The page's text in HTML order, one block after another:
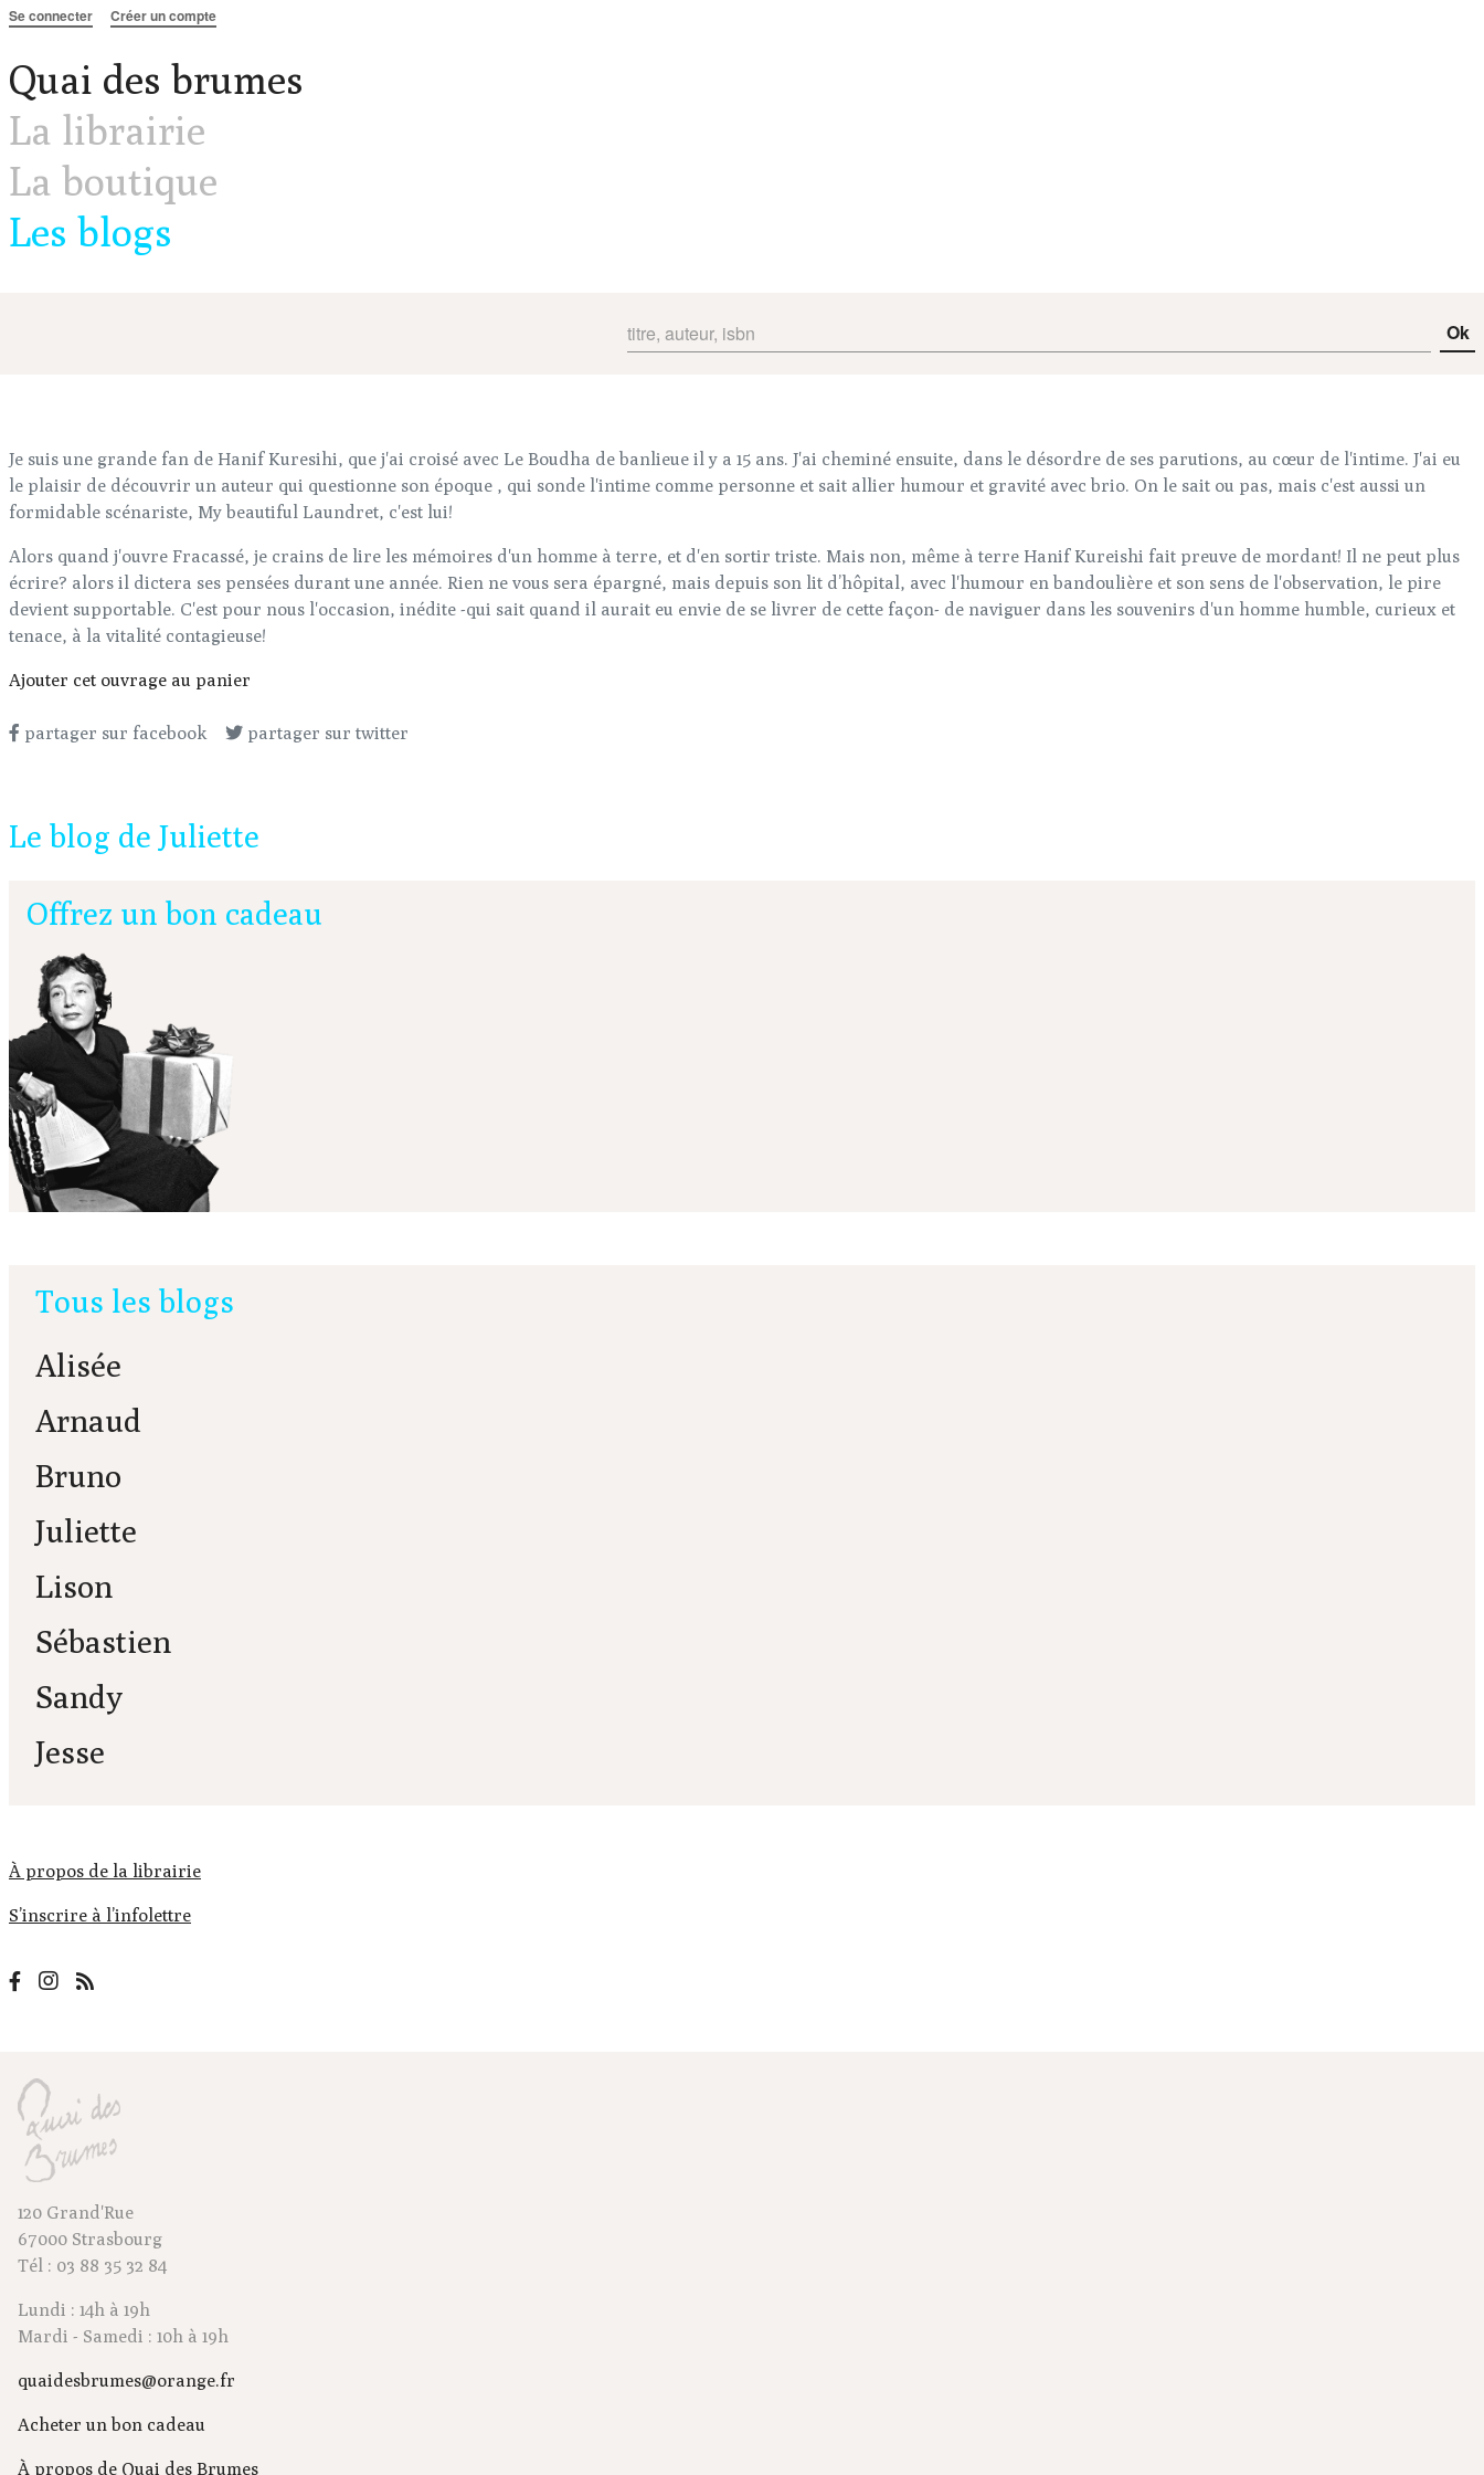
Aller au contenu
Se connecter Créer un compte
La librairie
La boutique
Les blogs
Quai des brumes
Ok
Je suis une grande fan de Hanif Kuresihi, que j'ai croisé avec Le Boudha de banlieue il y a 15 ans. J'ai cheminé ensuite, dans le désordre de ses parutions, au cœur de l'intime. J'ai eu
le plaisir de découvrir un auteur qui questionne son époque , qui sonde l'intime comme personne et sait allier humour et gravité avec brio. On le sait ou pas, mais c'est aussi un
formidable scénariste, My beautiful Laundret, c'est lui!
Alors quand j'ouvre Fracassé, je crains de lire les mémoires d'un homme à terre, et d'en sortir triste. Mais non, même à terre Hanif Kureishi fait preuve de mordant! Il ne peut plus
écrire? alors il dictera ses pensées durant une année. Rien ne vous sera épargné, mais depuis son lit d’hôpital, avec l'humour en bandoulière et son sens de l'observation, le pire
devient supportable. C'est pour nous l'occasion, inédite -qui sait quand il aurait eu envie de se livrer de cette façon- de naviguer dans les souvenirs d'un homme humble, curieux et
tenace, à la vitalité contagieuse!
Ajouter cet ouvrage au panier
partager sur facebook partager sur twitter
Le blog de Juliette
À propos de la librairie
S’inscrire à l’infolettre
Offrez un bon cadeau
Tous les blogs
Alisée
Arnaud
Bruno
Juliette
Lison
Sébastien
Sandy
Jesse
120 Grand'Rue
67000 Strasbourg
Tél : 03 88 35 32 84
Lundi : 14h à 19h
Mardi - Samedi : 10h à 19h
quaidesbrumes@orange.fr
Acheter un bon cadeau
À propos de Quai des Brumes